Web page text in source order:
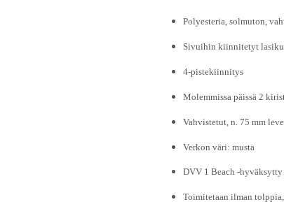
Polyesteria, solmuton,
Sivuihin kiinnitetyt
4-pistekiinnitys
Molemmissa päissä 2
Vahvistetut, n. 75 mm
Verkon väri: musta
DVV 1 Beach -hyväksytty
Toimitetaan ilman